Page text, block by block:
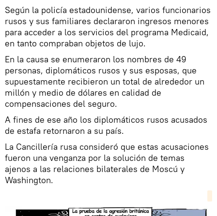
Según la policía estadounidense, varios funcionarios
rusos y sus familiares declararon ingresos menores
para acceder a los servicios del programa Medicaid,
en tanto compraban objetos de lujo.
En la causa se enumeraron los nombres de 49
personas, diplomáticos rusos y sus esposas, que
supuestamente recibieron un total de alrededor un
millón y medio de dólares en calidad de
compensaciones del seguro.
A fines de ese año los diplomáticos rusos acusados
de estafa retornaron a su país.
La Cancillería rusa consideró que estas acusaciones
fueron una venganza por la solución de temas
ajenos a las relaciones bilaterales de Moscú y
Washington.